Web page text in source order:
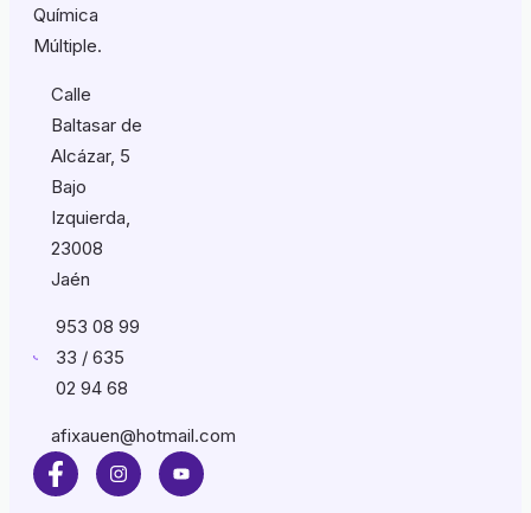
Química
Múltiple.
Calle
Baltasar de
Alcázar, 5
Bajo
Izquierda,
23008
Jaén
953 08 99
33 / 635
02 94 68
afixauen@hotmail.com